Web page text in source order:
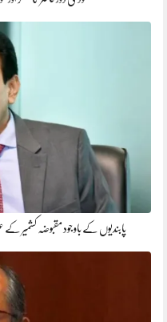
پابندیوں کے باوجود مقبوضہ